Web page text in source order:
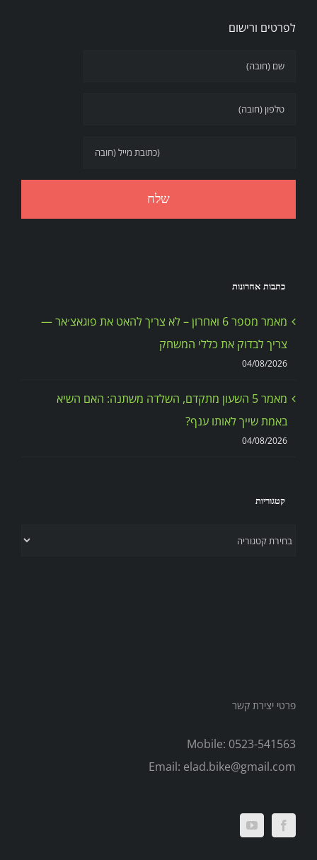
לפרטים ורישום
כתבות אחרונות
מאמר מספר 6 ואחרון – לא צריך להאט את פוגאצ׳אר —
צריך לבדוק את כללי המשחק
04/08/2026
מאמר 5 השעון מתקדם, השלדה משתנה: האם השיא
באמת שייך לאותו ענף?
04/08/2026
קטגוריות
קטגוריות
פרטי יצירת קשר
Mobile: 0523-541563
Email: elad.bike@gmail.com